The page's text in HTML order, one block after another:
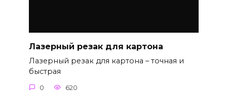
Лазерный резак для картона
Лазерный резак для картона – точная и
быстрая
0 620